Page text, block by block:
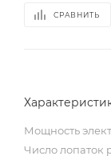
СРАВНИТЬ
Мощность
Число лопаток